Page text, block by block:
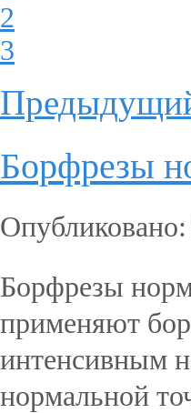
2
3
Борфрезы
Борфрезы
применяют
интенсивным
нормальной